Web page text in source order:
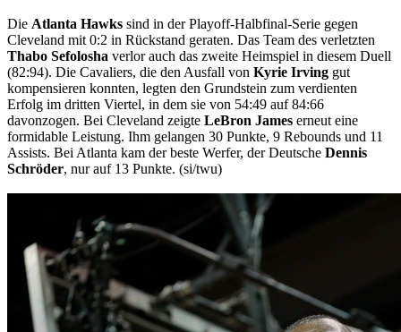
Die Atlanta Hawks sind in der Playoff-Halbfinal-Serie gegen
Cleveland mit 0:2 in Rückstand geraten. Das Team des verletzten
Thabo Sefolosha verlor auch das zweite Heimspiel in diesem Duell
(82:94). Die Cavaliers, die den Ausfall von Kyrie Irving gut
kompensieren konnten, legten den Grundstein zum verdienten
Erfolg im dritten Viertel, in dem sie von 54:49 auf 84:66
davonzogen. Bei Cleveland zeigte LeBron James erneut eine
formidable Leistung. Ihm gelangen 30 Punkte, 9 Rebounds und 11
Assists. Bei Atlanta kam der beste Werfer, der Deutsche Dennis
Schröder, nur auf 13 Punkte. (si/twu)